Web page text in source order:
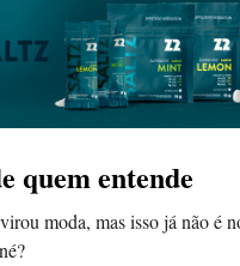
quem entende
moda, mas isso já não é